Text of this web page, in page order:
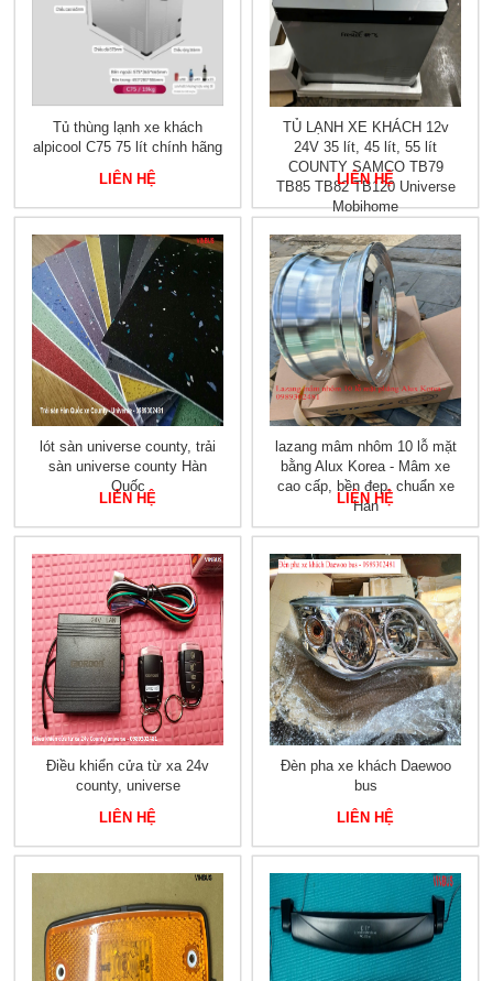
Tủ thùng lạnh xe khách
alpicool C75 75 lít chính hãng
LIÊN HỆ
TỦ LẠNH XE KHÁCH 12v
24V 35 lít, 45 lít, 55 lít
COUNTY SAMCO TB79
TB85 TB82 TB120 Universe
Mobihome
LIÊN HỆ
lót sàn universe county, trải
sàn universe county Hàn
Quốc
LIÊN HỆ
lazang mâm nhôm 10 lỗ mặt
bằng Alux Korea - Mâm xe
cao cấp, bền đẹp, chuẩn xe
Hàn
LIÊN HỆ
Điều khiển cửa từ xa 24v
county, universe
LIÊN HỆ
Đèn pha xe khách Daewoo
bus
LIÊN HỆ